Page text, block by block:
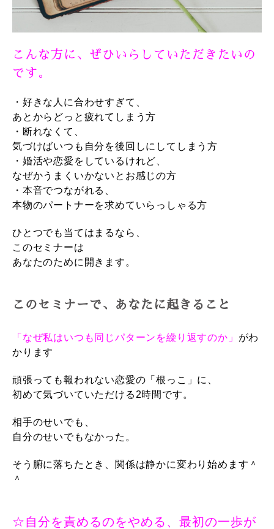
こんな方に、ぜひいらしていただきたいの
です。
・好きな人に合わせすぎて、
あとからどっと疲れてしまう方
・断れなくて、
気づけばいつも自分を後回しにしてしまう方
・婚活や恋愛をしているけれど、
なぜかうまくいかないとお感じの方
・本音でつながれる、
本物のパートナーを求めていらっしゃる方
ひとつでも当てはまるなら、
このセミナーは
あなたのために開きます。
このセミナーで、あなたに起きること
「なぜ私はいつも同じパターンを繰り返すのか」 がわ
かります
頑張っても報われない恋愛の「根っこ」に、
初めて気づいていただける2時間です。
相手のせいでも、
自分のせいでもなかった。
そう腑に落ちたとき、関係は静かに変わり始めます＾
＾
☆自分を責めるのをやめる、最初の一歩が